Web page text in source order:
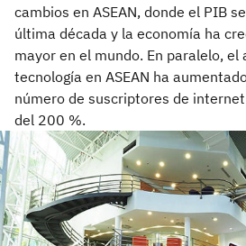
cambios en ASEAN, donde el PIB
última década y la economía ha
mayor en el mundo. En paralelo, el
tecnología en ASEAN ha
número de suscriptores de
del 200 %.